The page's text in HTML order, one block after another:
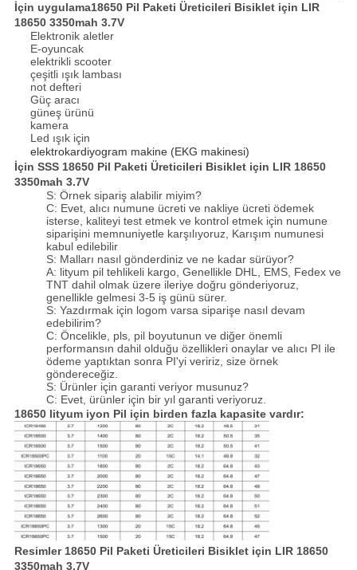
İçin uygulama18650 Pil Paketi Üreticileri Bisiklet için LIR
18650 3350mah 3.7V
Elektronik aletler
E-oyuncak
elektrikli scooter
çeşitli ışık lambası
not defteri
Güç aracı
güneş ürünü
kamera
Led ışık için
elektrokardiyogram makine (EKG makinesi)
İçin SSS 18650 Pil Paketi Üreticileri Bisiklet için LIR 18650
3350mah 3.7V
S: Örnek sipariş alabilir miyim?
C: Evet, alıcı numune ücreti ve nakliye ücreti ödemek
isterse, kaliteyi test etmek ve kontrol etmek için numune
siparişini memnuniyetle karşılıyoruz, Karışım numunesi
kabul edilebilir
S: Malları nasıl gönderdiniz ve ne kadar sürüyor?
A: lityum pil tehlikeli kargo, Genellikle DHL, EMS, Fedex ve
TNT dahil olmak üzere ileriye doğru gönderiyoruz,
genellikle gelmesi 3-5 iş günü sürer.
S: Yazdırmak için logom varsa siparişe nasıl devam
edebilirim?
C: Öncelikle, pls, pil boyutunun ve diğer önemli
performansın dahil olduğu özellikleri onaylar ve alıcı PI ile
ödeme yaptıktan sonra PI'yi veririz, size örnek
göndereceğiz.
S: Ürünler için garanti veriyor musunuz?
C: Evet, ürünler için bir yıl garanti veriyoruz.
18650 lityum iyon Pil için birden fazla kapasite vardır:
Resimler 18650 Pil Paketi Üreticileri Bisiklet için LIR 18650
3350mah 3.7V